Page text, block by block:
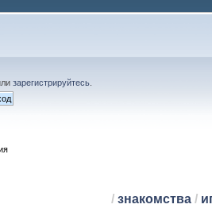
зарегистрируйтесь
/ знакомства/